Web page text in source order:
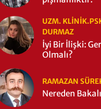
UZM.
DURMAZ
İyi Bir İlişki:
Olmalı?
RAMAZAN
Nereden